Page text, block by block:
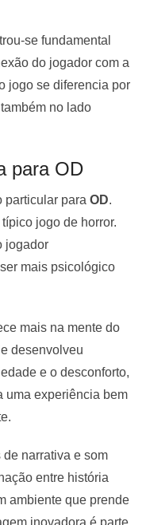
se fundamental
do jogador com a
jogo se diferencia por
no lado
para OD
particular para OD.
jogo de horror.
jogador
mais psicológico
mais na mente do
desenvolveu
e o desconforto,
uma experiência bem
narrativa e som
entre história
ambiente que prende
inovadora é parte